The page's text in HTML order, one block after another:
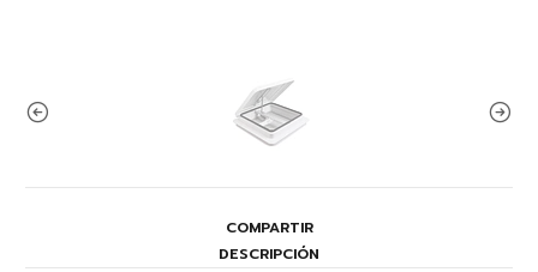
COMPARTIR
DESCRIPCIÓN